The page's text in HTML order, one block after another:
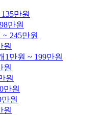
만원
만원
~ 245만원
원
1만원 ~ 199만원
원
원
만원
원
원